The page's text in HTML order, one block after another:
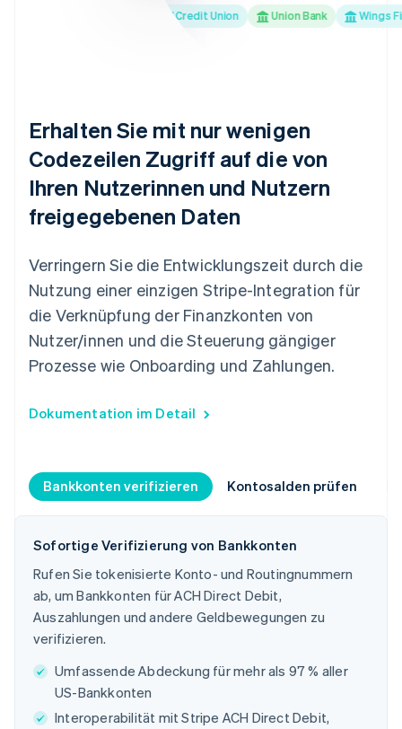
Truliant Federal Credit Union Union Bank Wings
Erhalten Sie mit nur wenigen
Codezeilen Zugriff auf die von
Ihren Nutzerinnen und Nutzern
freigegebenen Daten
Verringern Sie die Entwicklungszeit durch die
Nutzung einer einzigen Stripe-Integration für
die Verknüpfung der Finanzkonten von
Nutzer/innen und die Steuerung gängiger
Prozesse wie Onboarding und Zahlungen.
Dokumentation im Detail
Bankkonten verifizieren Kontosalden prüfen
Sofortige Verifizierung von Bankkonten
Rufen Sie tokenisierte Konto- und Routingnummern
ab, um Bankkonten für ACH Direct Debit,
Auszahlungen und andere Geldbewegungen zu
verifizieren.
Umfassende Abdeckung für mehr als 97 % aller
US-Bankkonten
Interoperabilität mit Stripe ACH Direct Debit,